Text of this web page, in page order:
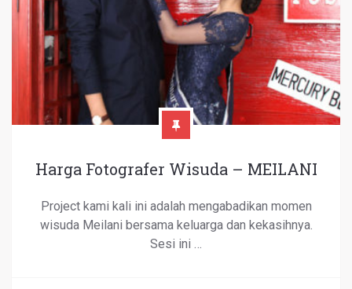
Harga Fotografer Wisuda – MEILANI
Project kami kali ini adalah mengabadikan momen
wisuda Meilani bersama keluarga dan kekasihnya.
Sesi ini …